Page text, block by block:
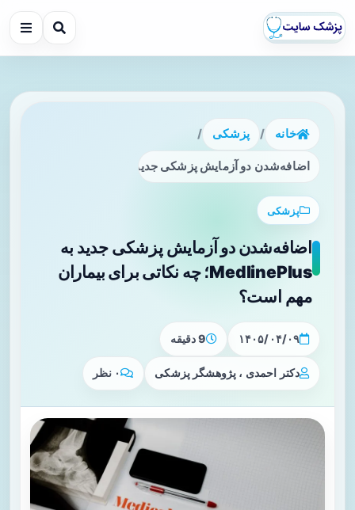
خانه / پزشکی /
اضافه‌شدن دو آزمایش پزشکی جدید به MedlinePlus؛ چه نکاتی برای بیماران مهم است؟
پزشکی
اضافه‌شدن دو آزمایش پزشکی جدید به
MedlinePlus؛ چه نکاتی برای بیماران
مهم است؟
۱۴۰۵/۰۴/۰۹ 9 دقیقه
دکتر احمدی ، پژوهشگر پزشکی ۰ نظر